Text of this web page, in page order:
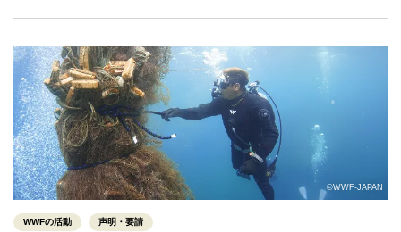
©WWF-JAPAN
WWFの活動 声明・要請